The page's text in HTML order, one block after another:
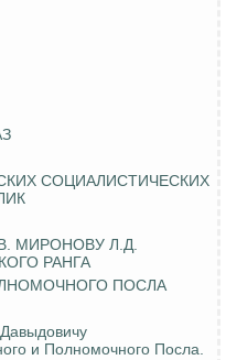
СОЦИАЛИСТИЧЕСКИХ
МИРОНОВУ Л.Д.
РАНГА
ПОСЛА
и Полномочного Посла.